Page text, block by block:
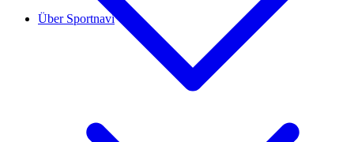
Über Sportnavi